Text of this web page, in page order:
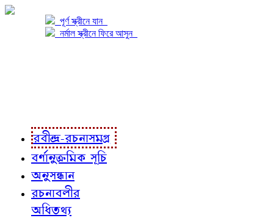
পূর্ণ স্ক্রীনে যান
নর্মাল স্ক্রীনে ফিরে আসুন
রবীন্দ্র-রচনাসমগ্র
বর্ণানুক্রমিক সূচি
অনুসন্ধান
রচনাবলীর
অধিতথ্য